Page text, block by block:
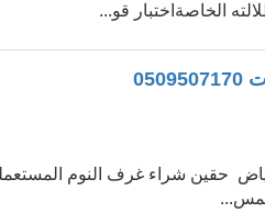
الخاصةاختبار قو...
حقين شراء غرف النوم